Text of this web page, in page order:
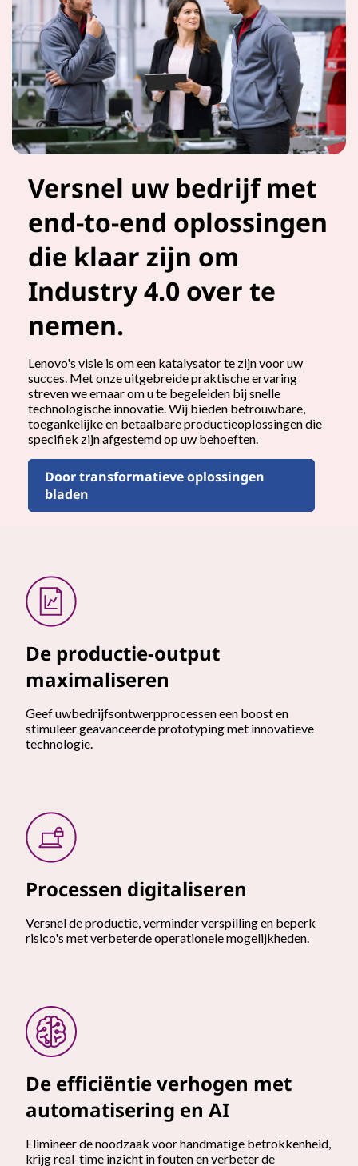
Versnel uw bedrijf met
end-to-end oplossingen
die klaar zijn om
Industry 4.0 over te
nemen.
Lenovo's visie is om een katalysator te zijn voor uw
succes. Met onze uitgebreide praktische ervaring
streven we ernaar om u te begeleiden bij snelle
technologische innovatie. Wij bieden betrouwbare,
toegankelijke en betaalbare productieoplossingen die
specifiek zijn afgestemd op uw behoeften.
Door transformatieve oplossingen
bladen
De productie-output
maximaliseren
Geef uwbedrijfsontwerpprocessen een boost en
stimuleer geavanceerde prototyping met innovatieve
technologie.
Processen digitaliseren
Versnel de productie, verminder verspilling en beperk
risico's met verbeterde operationele mogelijkheden.
De efficiëntie verhogen met
automatisering en AI
Elimineer de noodzaak voor handmatige betrokkenheid,
krijg real-time inzicht in fouten en verbeter de